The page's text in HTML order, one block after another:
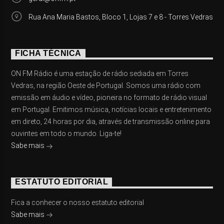
Rua Ana Maria Bastos, Bloco 1, Lojas 7 e 8 - Torres Vedras
FICHA TÉCNICA
ON FM Rádio é uma estação de rádio sediada em Torres
Vedras, na região Oeste de Portugal. Somos uma rádio com
emissão em áudio e vídeo, pioneira no formato de rádio visual
em Portugal. Emitimos música, notícias locais e entretenimento
em direto, 24 horas por dia, através de transmissão online para
ouvintes em todo o mundo. Liga-te!
Sabe mais
ESTATUTO EDITORIAL
Fica a conhecer o nosso estatuto editorial
Sabe mais